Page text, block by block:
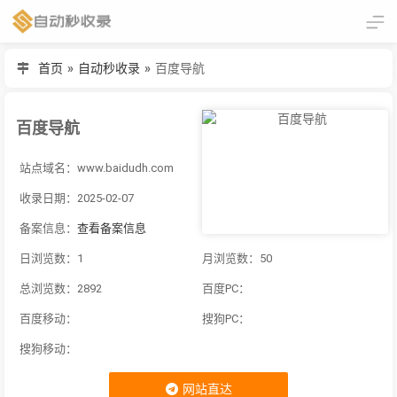
首页 » 自动秒收录 » 百度导航
百度导航
站点域名：www.baidudh.com
收录日期：2025-02-07
备案信息： 查看备案信息
日浏览数：1 月浏览数：50
总浏览数：2892 百度PC：
百度移动： 搜狗PC：
搜狗移动：
网站直达